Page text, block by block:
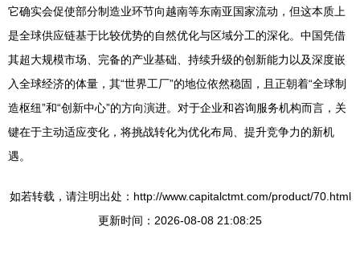
它确实会促使部分制造业环节向越南等东南亚国家流动，但这本质上
是全球供应链基于比较优势的自然优化与区域分工的深化。中国凭借
其超大规模市场、完备的产业基础、持续升级的创新能力以及深度嵌
入全球经济的体量，其“世界工厂”的地位依然稳固，且正朝着“全球制
造枢纽”和“创新中心”的方向演进。对于企业和咨询服务机构而言，关
键在于主动适应变化，将挑战转化为优化布局、提升竞争力的新机
遇。
如若转载，请注明出处：http://www.capitalctmt.com/product/70.html
更新时间：2026-08-08 21:08:25